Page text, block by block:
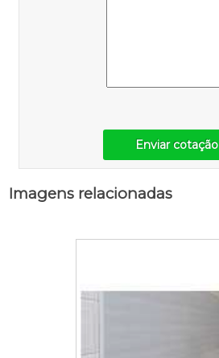
Enviar cotação
Imagens relacionadas